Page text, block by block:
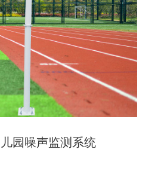
园噪声监测系统